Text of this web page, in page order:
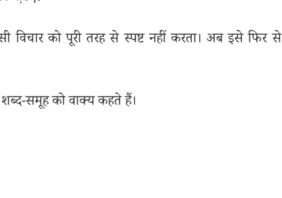
विचार को पूरी तरह से स्पष्ट नहीं करता। अब इसे फिर से
समूह को वाक्य कहते हैं।